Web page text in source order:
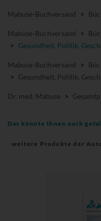
Mabuse-Buchversand >
Mabuse-Buchversand >
> Gesundheit, Politik,
Mabuse-Buchversand >
> Gesundheit, Politik,
Dr. med. Mabuse >
Das könnte Ihnen auch
weitere Produkte der